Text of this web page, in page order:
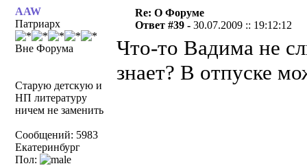
AAW
Патриарх
Вне Форума
Старую детскую и
НП литературу
ничем не заменить
Сообщений: 5983
Екатеринбург
Пол:
Re: О Форуме
Ответ #39 -30.07.2009 :: 19:12:12
Что-то Вадима не
знает? В отпуске